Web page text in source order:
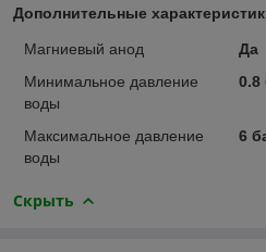
Дополнительные
Магниевый анод
Да
Минимальное давление
воды
0.8
Максимальное давление
воды
6
Скрыть